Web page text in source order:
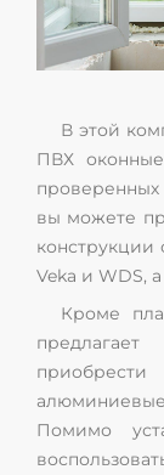
В этой
ПВХ
вы можете
конструкции
Veka и WDS,
Кроме
Помимо